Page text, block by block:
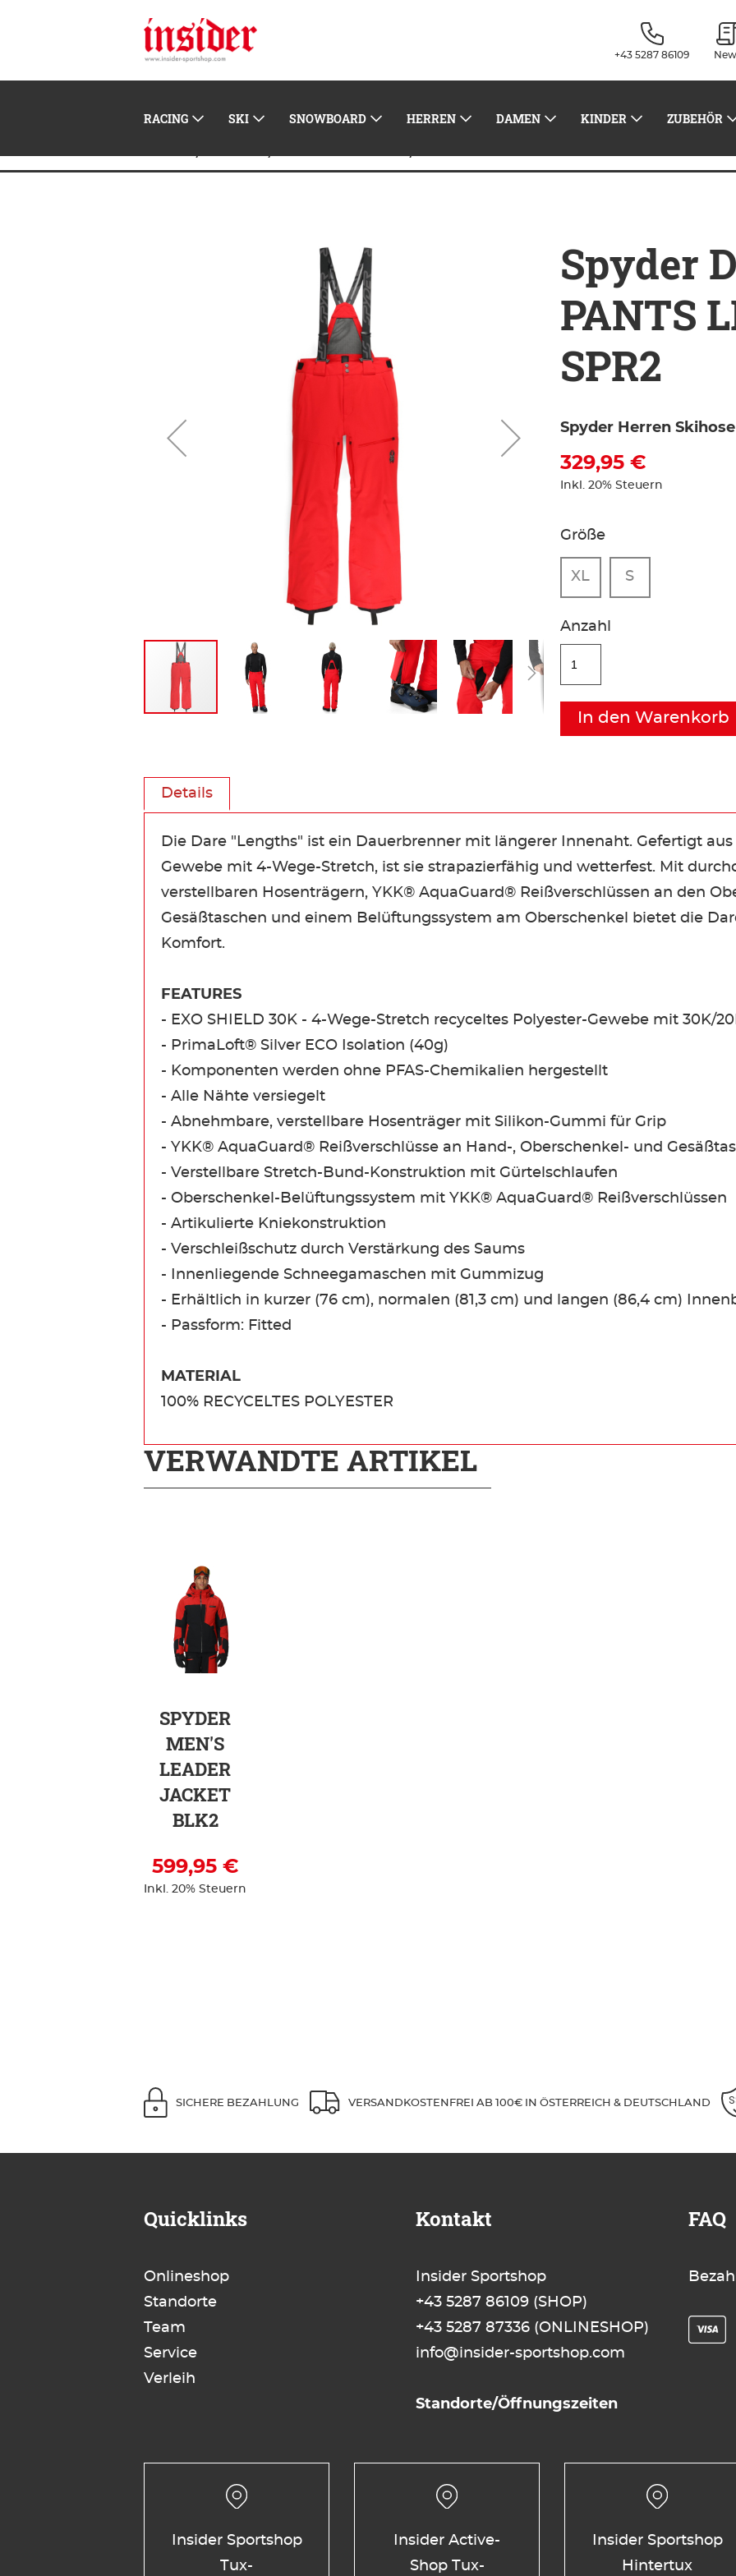
+43 5287 86109
RACING SKI SNOWBOARD HERREN DAMEN KINDER ZUBEHÖR
Spyder
PANTS
SPR2
Spyder Herren Skihose
329,95 €
Inkl. 20% Steuern
Größe
XL S
Anzahl
In den Warenkorb
Details
Die Dare "Lengths" ist ein Dauerbrenner mit längerer Innenaht. Gefertigt aus
Gewebe mit 4-Wege-Stretch, ist sie strapazierfähig und wetterfest. Mit
verstellbaren Hosenträgern, YKK® AquaGuard® Reißverschlüssen an den
Gesäßtaschen und einem Belüftungssystem am Oberschenkel bietet die
Komfort.
FEATURES
- EXO SHIELD 30K - 4-Wege-Stretch recyceltes Polyester-Gewebe mit 30K/
- PrimaLoft® Silver ECO Isolation (40g)
- Komponenten werden ohne PFAS-Chemikalien hergestellt
- Alle Nähte versiegelt
- Abnehmbare, verstellbare Hosenträger mit Silikon-Gummi für Grip
- YKK® AquaGuard® Reißverschlüsse an Hand-, Oberschenkel- und
- Verstellbare Stretch-Bund-Konstruktion mit Gürtelschlaufen
- Oberschenkel-Belüftungssystem mit YKK® AquaGuard® Reißverschlüssen
- Artikulierte Kniekonstruktion
- Verschleißschutz durch Verstärkung des Saums
- Innenliegende Schneegamaschen mit Gummizug
- Erhältlich in kurzer (76 cm), normalen (81,3 cm) und langen (86,4 cm)
- Passform: Fitted
MATERIAL
100% RECYCELTES POLYESTER
VERWANDTE ARTIKEL
SPYDER
MEN'S
LEADER
JACKET
BLK2
599,95 €
Inkl. 20% Steuern
SICHERE BEZAHLUNG VERSANDKOSTENFREI AB 100€ IN ÖSTERREICH & DEUTSCHLAND
Quicklinks
Onlineshop
Standorte
Team
Service
Verleih
Kontakt
Insider Sportshop
+43 5287 86109 (SHOP)
+43 5287 87336 (ONLINESHOP)
info@insider-sportshop.com
Standorte/Öffnungszeiten
FAQ
Insider Sportshop
Tux-
Insider Active-
Shop Tux-
Insider Sportshop
Hintertux